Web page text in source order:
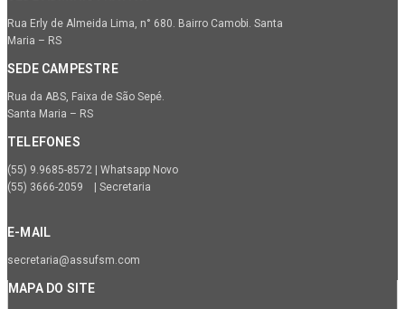
Rua Erly de Almeida Lima, n° 680. Bairro Camobi. Santa
Maria – RS
SEDE CAMPESTRE
Rua da ABS, Faixa de São Sepé.
Santa Maria – RS
TELEFONES
(55) 9.9685-8572 | Whatsapp Novo
(55) 3666-2059 | Secretaria
E-MAIL
secretaria@assufsm.com
MAPA DO SITE